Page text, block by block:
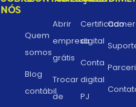
NÓS
Quem
somos
Blog
contábil
Abrir
empresa
grátis
Trocar
de
Certificado
digital
Conta
digital
PJ